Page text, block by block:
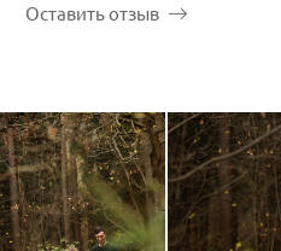
Оставить отзыв